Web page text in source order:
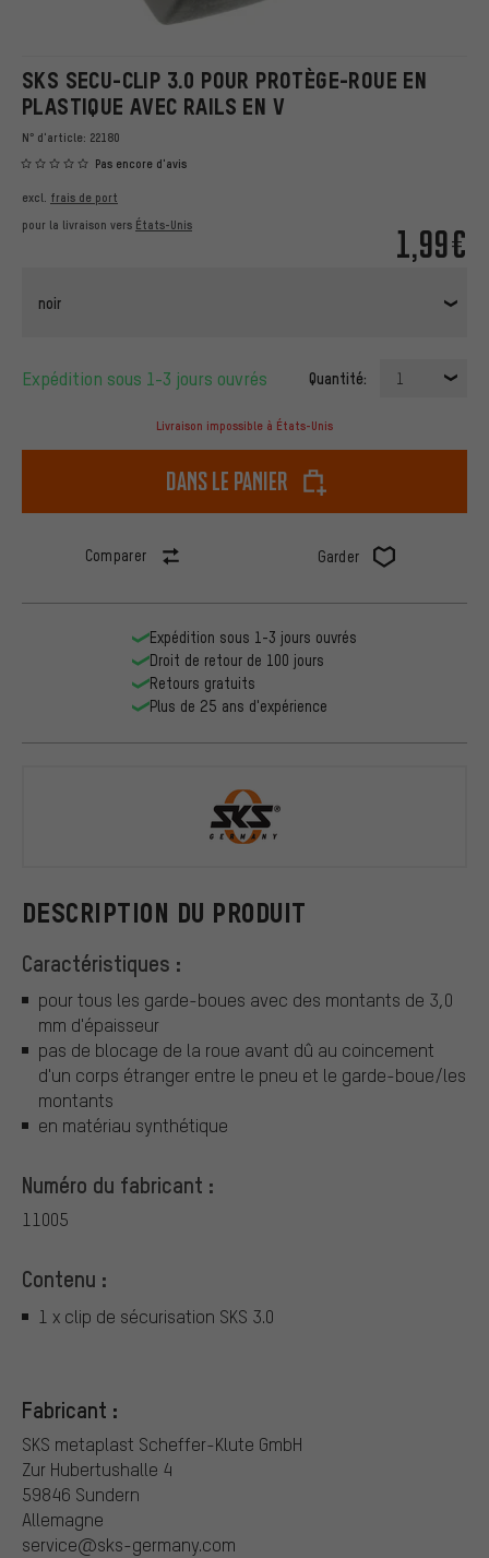
SKS SECU-CLIP 3.0 POUR PROTÈGE-ROUE EN
PLASTIQUE AVEC RAILS EN V
N° d'article: 22180
Pas encore d'avis
1,99€
excl. frais de port
pour la livraison vers États-Unis
noir
Expédition sous 1-3 jours ouvrés Quantité: 1
Livraison impossible à États-Unis
dans le panier
Comparer Garder
DESCRIPTION DU PRODUIT
Caractéristiques :
pour tous les garde-boues avec des montants de 3,0
mm d'épaisseur
pas de blocage de la roue avant dû au coincement
d'un corps étranger entre le pneu et le garde-boue/les
montants
en matériau synthétique
Numéro du fabricant :
11005
Contenu :
1 x clip de sécurisation SKS 3.0
Fabricant :
SKS metaplast Scheffer-Klute GmbH
Zur Hubertushalle 4
59846 Sundern
Allemagne
service@sks-germany.com
Expédition sous 1-3 jours ouvrés
Droit de retour de 100 jours
Retours gratuits
Plus de 25 ans d'expérience